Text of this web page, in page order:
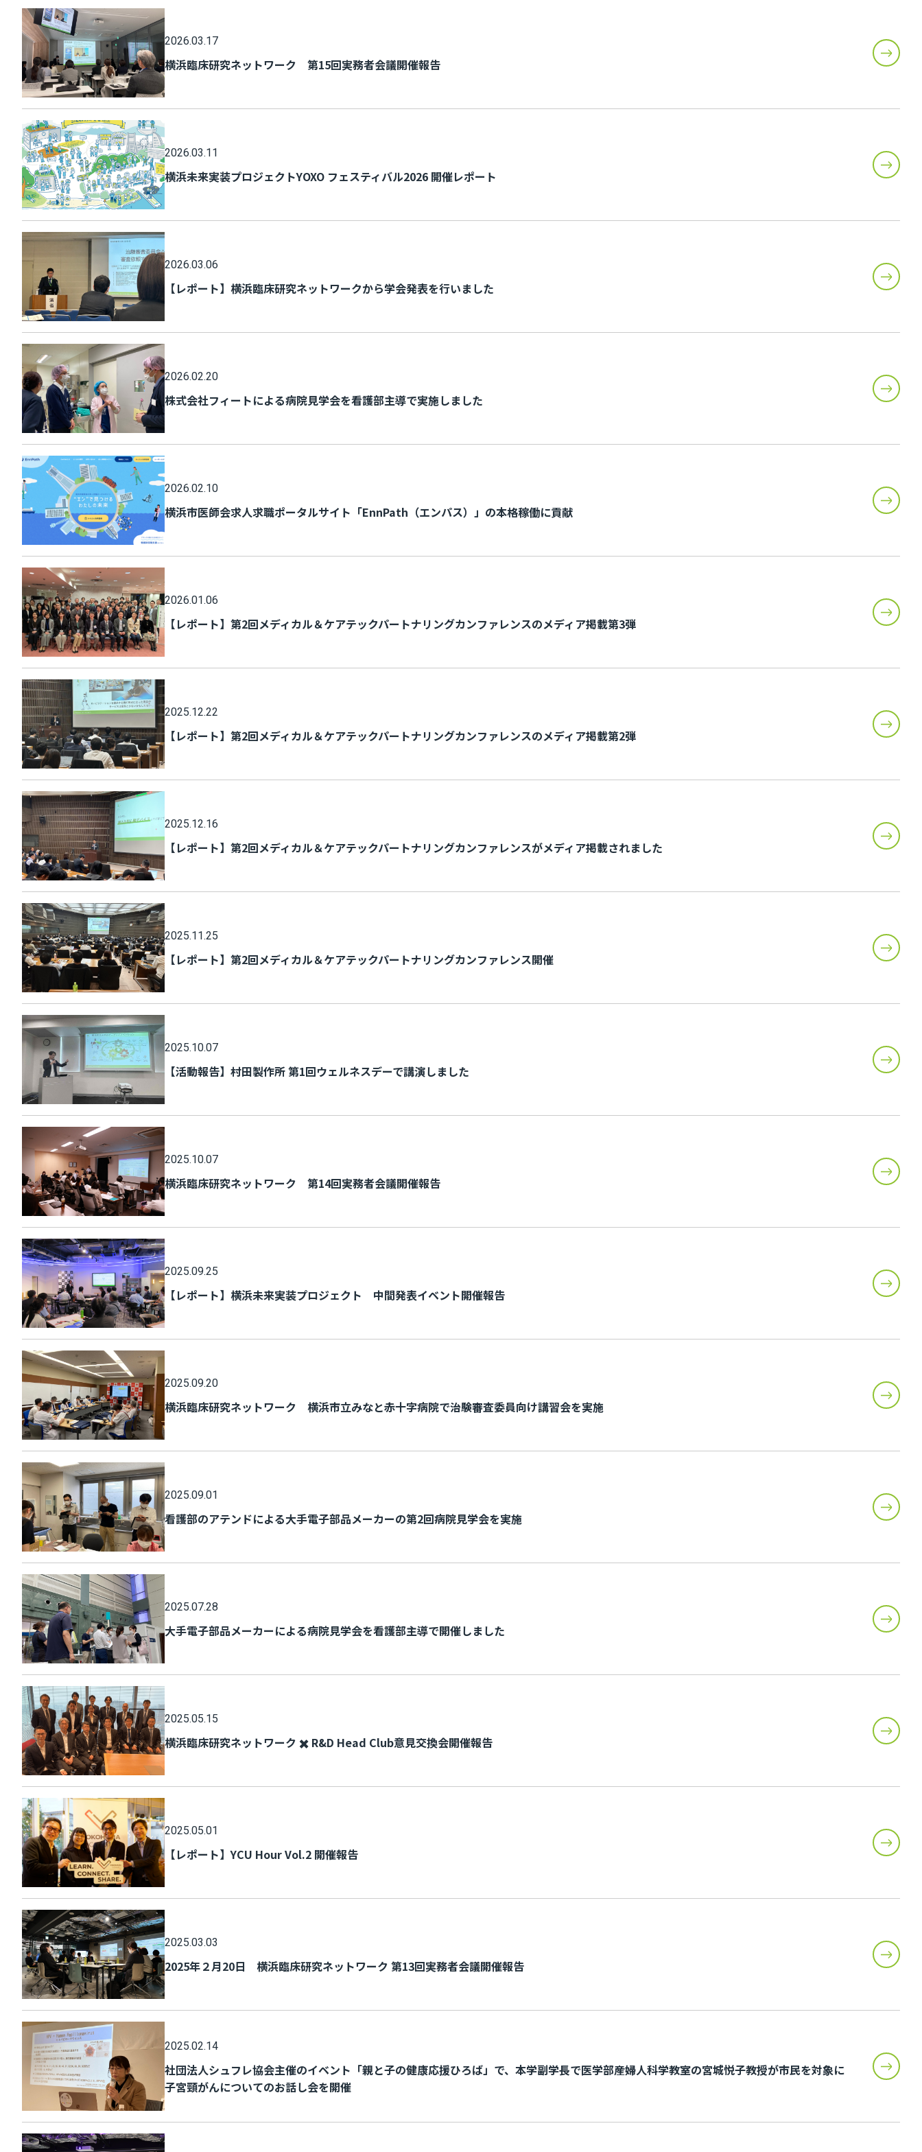
2026.03.17
横浜臨床研究ネットワーク 第15回実務者会議開催報告
2026.03.11
横浜未来実装プロジェクトYOXO フェスティバル2026 開催レポート
2026.03.06
【レポート】横浜臨床研究ネットワークから学会発表を行いました
2026.02.20
株式会社フィートによる病院見学会を看護部主導で実施しました
2026.02.10
横浜市医師会求人求職ポータルサイト「EnnPath（エンパス）」の本格稼働に貢献
2026.01.06
【レポート】第2回メディカル＆ケアテックパートナリングカンファレンスのメディア掲載第3弾
2025.12.22
【レポート】第2回メディカル＆ケアテックパートナリングカンファレンスのメディア掲載第2弾
2025.12.16
【レポート】第2回メディカル＆ケアテックパートナリングカンファレンスがメディア掲載されました
2025.11.25
【レポート】第2回メディカル＆ケアテックパートナリングカンファレンス開催
2025.10.07
【活動報告】村田製作所 第1回ウェルネスデーで講演しました
2025.10.07
横浜臨床研究ネットワーク 第14回実務者会議開催報告
2025.09.25
【レポート】横浜未来実装プロジェクト 中間発表イベント開催報告
2025.09.20
横浜臨床研究ネットワーク 横浜市立みなと赤十字病院で治験審査委員向け講習会を実施
2025.09.01
看護部のアテンドによる大手電子部品メーカーの第2回病院見学会を実施
2025.07.28
大手電子部品メーカーによる病院見学会を看護部主導で開催しました
2025.05.15
横浜臨床研究ネットワーク ✖️ R&D Head Club意見交換会開催報告
2025.05.01
【レポート】YCU Hour Vol.2 開催報告
2025.03.03
2025年２月20日 横浜臨床研究ネットワーク 第13回実務者会議開催報告
2025.02.14
社団法人シュフレ協会主催のイベント「親と子の健康応援ひろば」で、本学副学長で医学部産婦人科学教室の宮城悦子教授が市民を対象に
子宮頸がんについてのお話し会を開催